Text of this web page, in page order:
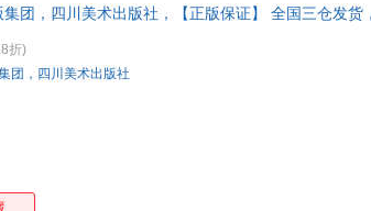
团，四川美术出版社，【正版保证】 全国三仓发货
折)
团，四川美术出版社